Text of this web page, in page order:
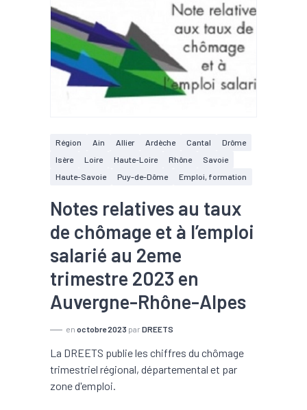
Région Ain Allier Ardèche Cantal
Drôme
Isère
Loire Haute-Loire Rhône
Savoie
Haute-Savoie
Puy-de-Dôme Emploi, formation
Notes relatives au taux
de chômage et à l’emploi
salarié au 2eme
trimestre 2023 en
Auvergne-Rhône-Alpes
en octobre 2023 par DREETS
La DREETS publie les chiffres du chômage
trimestriel régional, départemental et par
zone d'emploi.